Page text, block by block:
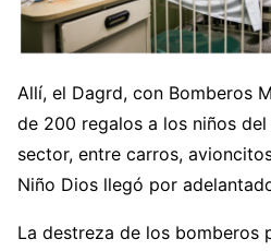
Allí, el Dagrd, con Bomberos
de 200 regalos a los niños
sector, entre carros,
Niño Dios llegó por
La destreza de los bomberos